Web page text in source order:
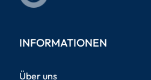
INFORMATIONEN
Über uns